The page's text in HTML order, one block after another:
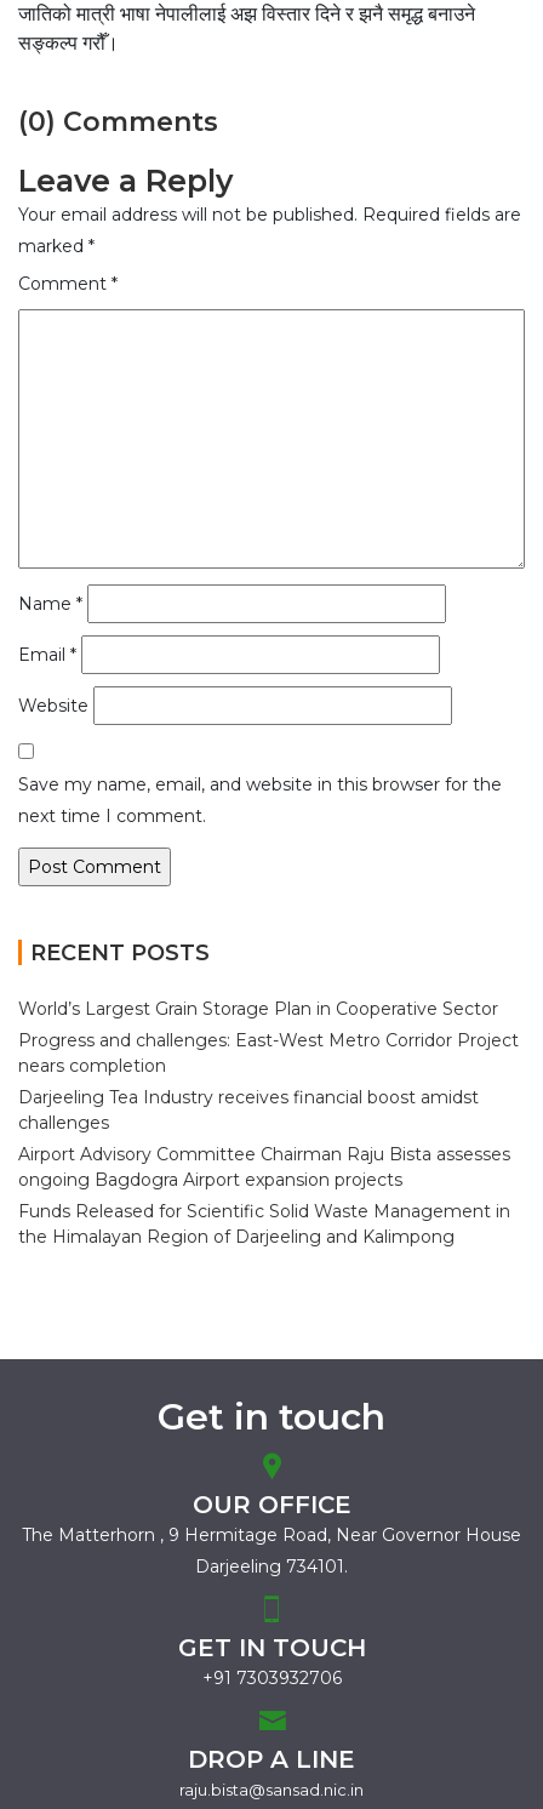
जातिको मात्री भाषा नेपालीलाई अझ विस्तार दिने र झनै समृद्ध बनाउने
सङ्कल्प गरौँ।
(0) Comments
Leave a Reply
Your email address will not be published. Required fields are
marked *
Comment *
Name *
Email *
Website
Save my name, email, and website in this browser for the
next time I comment.
RECENT POSTS
World’s Largest Grain Storage Plan in Cooperative Sector
Progress and challenges: East-West Metro Corridor Project
nears completion
Darjeeling Tea Industry receives financial boost amidst
challenges
Airport Advisory Committee Chairman Raju Bista assesses
ongoing Bagdogra Airport expansion projects
Funds Released for Scientific Solid Waste Management in
the Himalayan Region of Darjeeling and Kalimpong
Get in touch
OUR OFFICE
The Matterhorn , 9 Hermitage Road, Near Governor House
Darjeeling 734101.
GET IN TOUCH
+91 7303932706
DROP A LINE
raju.bista@sansad.nic.in